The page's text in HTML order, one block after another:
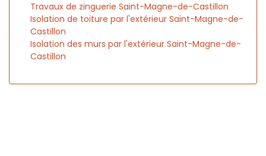
Travaux de zinguerie Saint-Magne-de-Castillon
Isolation de toiture par l'extérieur Saint-Magne-de-
Castillon
Isolation des murs par l'extérieur Saint-Magne-de-
Castillon